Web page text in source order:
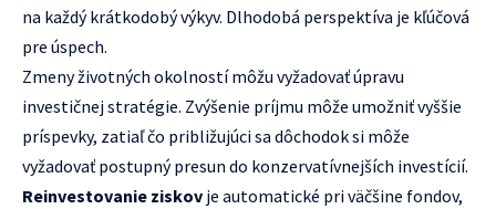
na každý krátkodobý výkyv. Dlhodobá perspektíva je kľúčová
pre úspech.
Zmeny životných okolností môžu vyžadovať úpravu
investičnej stratégie. Zvýšenie príjmu môže umožniť vyššie
príspevky, zatiaľ čo približujúci sa dôchodok si môže
vyžadovať postupný presun do konzervatívnejších investícií.
Reinvestovanie ziskov je automatické pri väčšine fondov,